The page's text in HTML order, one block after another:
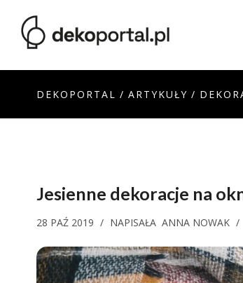
DEKOPORTAL / ARTYKUŁY /
Jesienne dekoracje na
28 PAŹ 2019 / NAPISAŁA ANNA NOWAK /